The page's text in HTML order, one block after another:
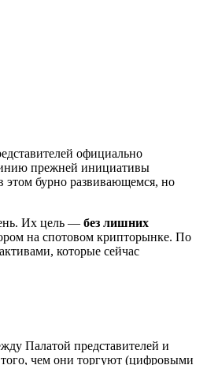
официально
прежней инициативы
этом бурно развивающемся, но
Их цель — без лишних
на спотовом крипторынке. По
которые сейчас
Палатой представителей и
чем они торгуют (цифровыми